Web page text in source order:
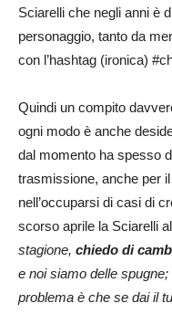
Sciarelli che negli anni è
personaggio, tanto da
con l’hashtag (ironica)
Quindi un compito
ogni modo è anche
dal momento ha spesso
trasmissione, anche per
nell’occuparsi di casi di
scorso aprile la Sciarelli
stagione, chiedo di
e noi siamo delle
problema è che se dai il